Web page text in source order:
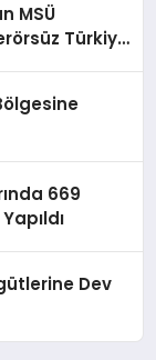
MSÜ
Türkiye
669
Dev